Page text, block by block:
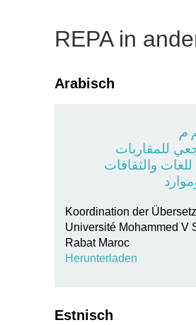
REPA in
Arabisch
للغات والثقافات
Koordination der
Université Mohammed V
Rabat Maroc
Herunterladen
Estnisch